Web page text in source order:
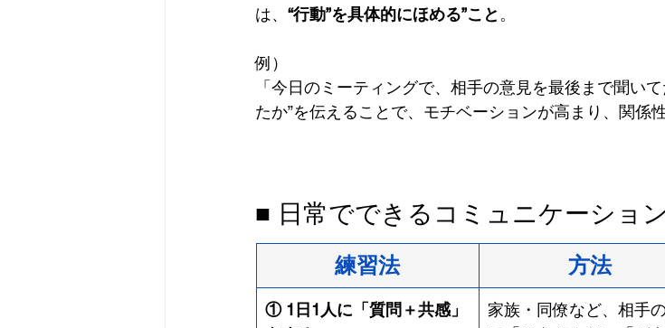
は、 “行動”を具体的にほめる”こと 。
例）
「今日のミーティングで、相手の意見を最後まで聞い
たか”を伝えることで、モチベーションが高まり、関係
■ 日常でできるコミュニケーショ
練習法 方法
① 1日1人に「質問＋共感」
家族・同僚など、相手